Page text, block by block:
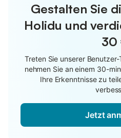
Gestalten Sie
Holidu und
30
Treten Sie unserer
nehmen Sie an einem 30-
Ihre Erkenntnisse zu
Jetzt